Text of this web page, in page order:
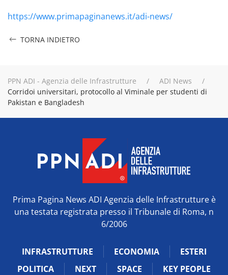
https://www.primapaginanews.it/adi-news/
TORNA INDIETRO
PPN ADI - Agenzia delle Infrastrutture
ADI News
Corridoi universitari, protocollo al Viminale per studenti di
Pakistan e Bangladesh
Prima Pagina News ADI Agenzia delle Infrastrutture è
una testata registrata presso il Tribunale di Roma, n
6/2006
INFRASTRUTTURE ECONOMIA
ESTERI
POLITICA
NEXT SPACE
KEY PEOPLE